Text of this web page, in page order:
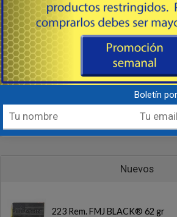
Limpieza de Vainas y Piezas
Pesos y Medidas
Proyectiles
Vainas
Seguridad Personal
Nuevos
223 Rem. FMJ BLACK® 62 gr
Boletín